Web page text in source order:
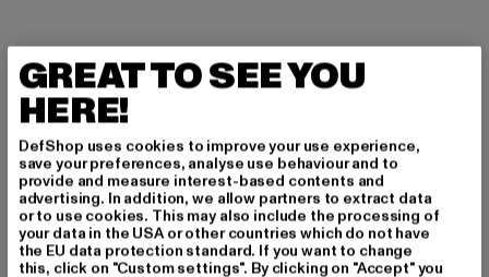
An welchen Produkten bist du interessiert?
MÄNNER
FRAUEN
E-MAIL
ANMELDEN
GREAT TO SEE YOU
HERE!
DefShop uses cookies to improve your use experience,
save your preferences, analyse use behaviour and to
provide and measure interest-based contents and
advertising. In addition, we allow partners to extract data
or to use cookies. This may also include the processing of
your data in the USA or other countries which do not have
the EU data protection standard. If you want to change
this, click on "Custom settings". By clicking on "Accept" you